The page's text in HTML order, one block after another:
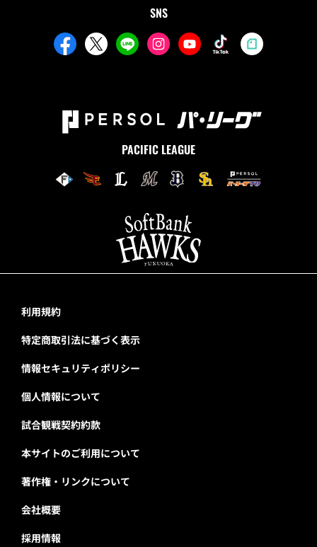
SNS
PACIFIC LEAGUE
利用規約
特定商取引法に基づく表示
情報セキュリティポリシー
個人情報について
試合観戦契約約款
本サイトのご利用について
著作権・リンクについて
会社概要
採用情報